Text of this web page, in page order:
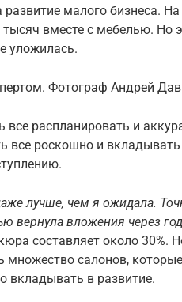
развитие малого бизнеса.
вместе с мебелью. Но
уложилась.
Фотограф Андрей
все распланировать и
все роскошно и
лучше, чем я ожидала.
вернула вложения через
составляет около 30%.
множество салонов,
вкладывать в развитие.